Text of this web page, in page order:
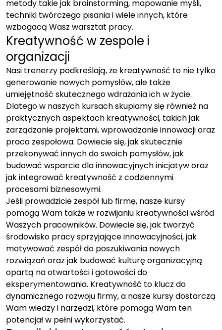
metody takie jak brainstorming, mapowanie myśli,
techniki twórczego pisania i wiele innych, które
wzbogacą Wasz warsztat pracy.
Kreatywność w zespole i
organizacji
Nasi trenerzy podkreślają, że kreatywność to nie tylko
generowanie nowych pomysłów, ale także
umiejętność skutecznego wdrażania ich w życie.
Dlatego w naszych kursach skupiamy się również na
praktycznych aspektach kreatywności, takich jak
zarządzanie projektami, wprowadzanie innowacji oraz
praca zespołowa. Dowiecie się, jak skutecznie
przekonywać innych do swoich pomysłów, jak
budować wsparcie dla innowacyjnych inicjatyw oraz
jak integrować kreatywność z codziennymi
procesami biznesowymi.
Jeśli prowadzicie zespół lub firmę, nasze kursy
pomogą Wam także w rozwijaniu kreatywności wśród
Waszych pracowników. Dowiecie się, jak tworzyć
środowisko pracy sprzyjające innowacyjności, jak
motywować zespół do poszukiwania nowych
rozwiązań oraz jak budować kulturę organizacyjną
opartą na otwartości i gotowości do
eksperymentowania. Kreatywność to klucz do
dynamicznego rozwoju firmy, a nasze kursy dostarczą
Wam wiedzy i narzędzi, które pomogą Wam ten
potencjał w pełni wykorzystać.